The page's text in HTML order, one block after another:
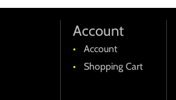
Account
Account
Shopping Cart